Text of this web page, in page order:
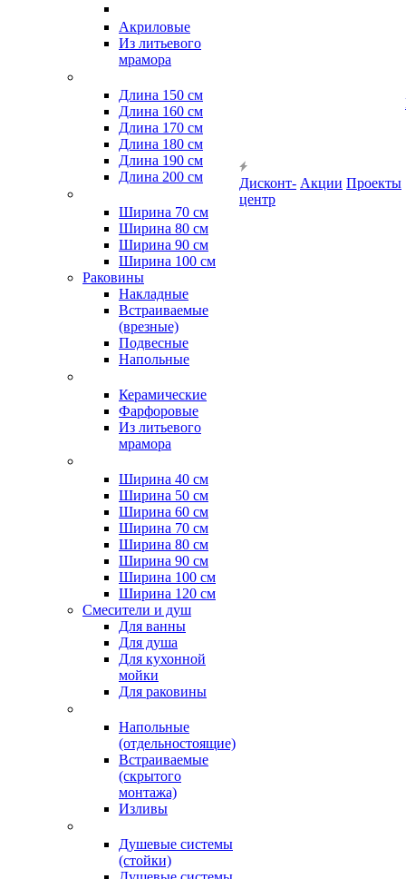
Акриловые
Из литьевого
мрамора
Длина 150 см
Длина 160 см
Длина 170 см
Длина 180 см
Длина 190 см
Длина 200 см
Ширина 70 см
Ширина 80 см
Ширина 90 см
Ширина 100 см
Раковины
Накладные
Встраиваемые
(врезные)
Подвесные
Напольные
Керамические
Фарфоровые
Из литьевого
мрамора
Ширина 40 см
Ширина 50 см
Ширина 60 см
Ширина 70 см
Ширина 80 см
Ширина 90 см
Ширина 100 см
Ширина 120 см
Смесители и душ
Для ванны
Для душа
Для кухонной
мойки
Для раковины
Напольные
(отдельностоящие)
Встраиваемые
(скрытого
монтажа)
Изливы
Душевые системы
(стойки)
Дисконт-
центр
Акции Проекты